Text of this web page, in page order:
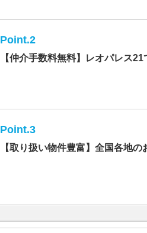
Point.2
【仲介手数料無料】レオパレス
Point.3
【取り扱い物件豊富】全国各地